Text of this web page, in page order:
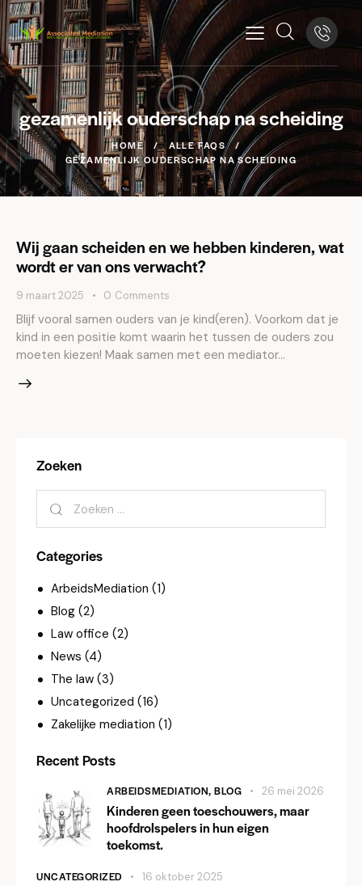
gezamenlijk ouderschap na scheiding
HOME
ALLE FAQS
GEZAMENLIJK OUDERSCHAP NA SCHEIDING
Wij gaan scheiden en we hebben kinderen, wat
wordt er van ons verwacht?
9 maart 2025 0 Comments
Blijf vooral samen ouders van je kind(eren). Voorkom dat je
kind in een positie komt waarin het tussen de ouders zou
moeten kiezen! Maak samen met een mediator…
Zoeken
Categories
ArbeidsMediation (1)
Blog (2)
Law office (2)
News (4)
The law (3)
Uncategorized (16)
Zakelijke mediation (1)
Recent Posts
ARBEIDSMEDIATION, BLOG 26 mei 2026
Kinderen geen toeschouwers, maar
hoofdrolspelers in hun eigen
toekomst.
UNCATEGORIZED 16 oktober 2025